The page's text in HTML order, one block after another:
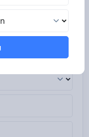
tuyển sinh của
KIDSGARDEN 3 -
huynh quan tâm:
dưỡng...